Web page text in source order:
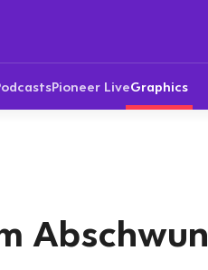
Pioneer LiveGraphics